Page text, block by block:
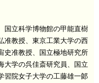
国立科学博物館の甲能直樹
准教授、東京工業大学の西
史准教授、国立極地研究所
大学の呉佳斎研究員、国立
習院女子大学の工藤雄一郞